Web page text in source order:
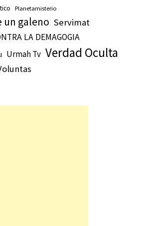
Planetamisterio
un galeno Servimat
LA DEMAGOGIA
Urmah Tv Verdad Oculta